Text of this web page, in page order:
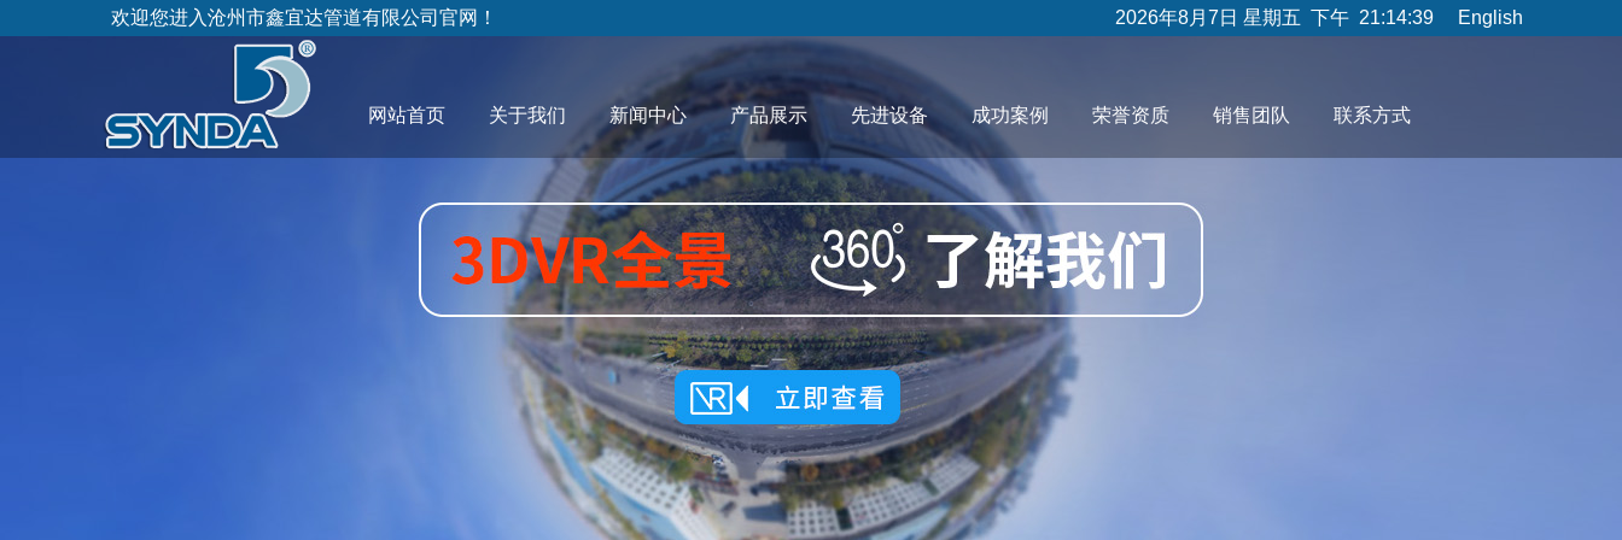
欢迎您进入沧州市鑫宜达管道有限公司官网！ English
2026年8月7日 星期五 下午 21:14:39
网站首页 关于我们 新闻中心 产品展示 先进设备 成功案例 荣誉资质 销售团队 联系方式